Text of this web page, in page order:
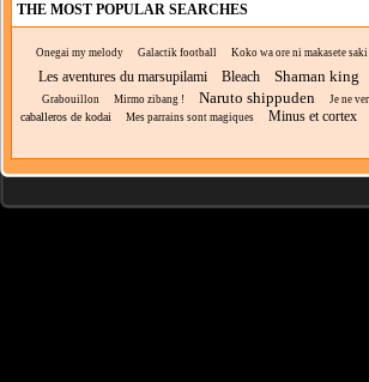
THE MOST POPULAR SEARCHES
Onegai my melody Galactik football Koko wa ore ni makasete
Les aventures du marsupilami Bleach Shaman king
Grabouillon
Mirmo zibang ! Naruto shippuden Je ne
caballeros de kodai Mes parrains sont magiques Minus et cortex